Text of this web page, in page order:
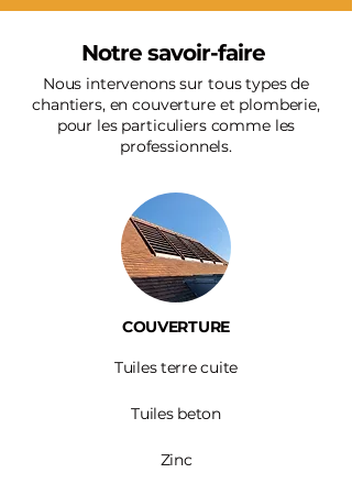
Notre savoir-faire
Nous intervenons sur tous types de
chantiers, en couverture et plomberie,
pour les particuliers comme les
professionnels.
COUVERTURE
Tuiles terre cuite
Tuiles beton
Zinc​